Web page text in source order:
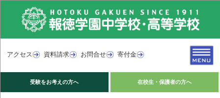
アクセス 資料請求 お問合せ 寄付金
受験をお考えの方へ 在校生・保護者の方へ